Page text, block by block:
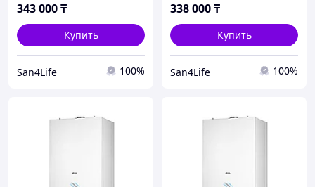
343 000₸
Купить
San4Life 100%
338 000₸
Купить
San4Life 100%